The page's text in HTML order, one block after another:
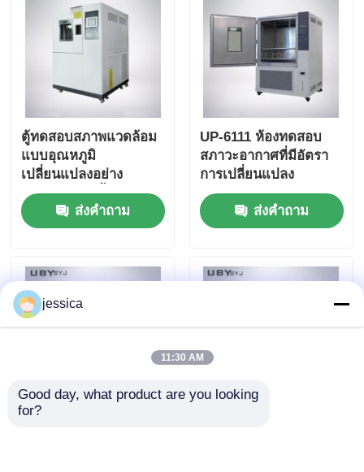
ตู้ทดสอบสภาพแวดล้อม
แบบอุณหภูมิ
เปลี่ยนแปลงอย่าง
รวดเร็วความชื้นสูงพร้อม
เครื่องกำเนิดไอน้ำ รุ่น
UP-6111
ส่งคำถาม
UP-6111 ห้องทดสอบ
สภาวะอากาศที่มีอัตรา
การเปลี่ยนแปลง
ความเร็วเร็ว
ส่งคำถาม
jessica
11:30 AM
Good day, what product are you looking
for?